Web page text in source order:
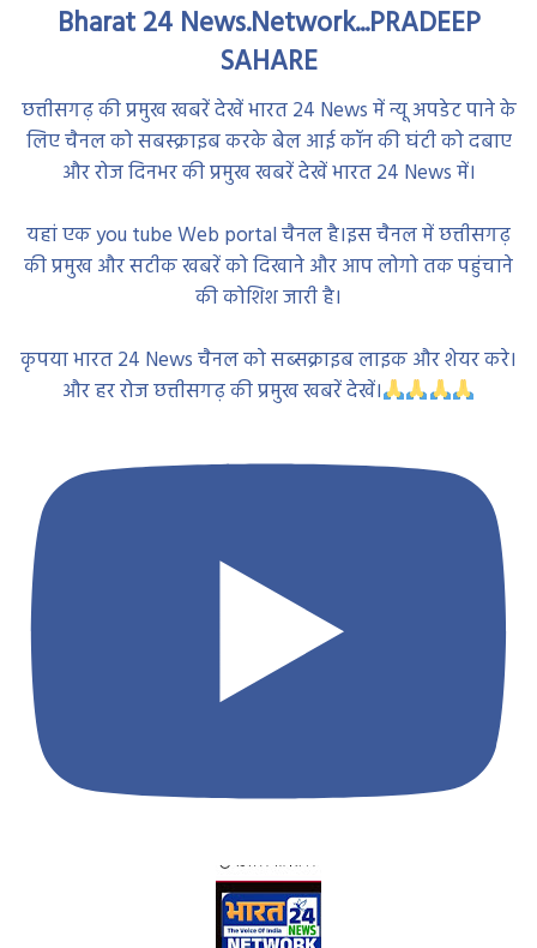
Bharat 24 News.Network...PRADEEP
SAHARE
छत्तीसगढ़ की प्रमुख खबरें देखें भारत 24 News में न्यू अपडेट पाने के
लिए चैनल को सबस्क्राइब करके बेल आई कॉन की घंटी को दबाए
और रोज दिनभर की प्रमुख खबरें देखें भारत 24 News में।
यहां एक you tube Web portal चैनल है।इस चैनल में छत्तीसगढ़
की प्रमुख और सटीक खबरें को दिखाने और आप लोगो तक पहुंचाने
की कोशिश जारी है।
कृपया भारत 24 News चैनल को सब्सक्राइब लाइक और शेयर करे।
और हर रोज छत्तीसगढ़ की प्रमुख खबरें देखें।